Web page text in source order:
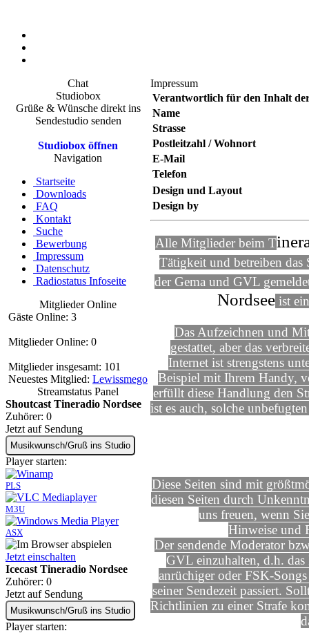
Chat
Studiobox
Grüße & Wünsche direkt ins
Sendestudio senden
Studiobox öffnen
Navigation
Startseite
Downloads
FAQ
Kontakt
Suche
Bewerbung
Impressum
Datenschutz
Radiostatus Infoseite
Mitglieder Online
Gäste Online: 3
Mitglieder Online: 0
Mitglieder insgesamt: 101
Neuestes Mitglied: Lewissmego
Streamstatus Panel
Shoutcast Tineradio Nordsee
Zuhörer: 0
Jetzt auf Sendung
Musikwunsch/Gruß ins Studio
Player starten:
PLS
M3U
ASX
Jetzt einschalten
Icecast Tineradio Nordsee
Zuhörer: 0
Jetzt auf Sendung
Musikwunsch/Gruß ins Studio
Player starten:
Impressum
Verantwortlich für den Inhalt
Name
Strasse
Postleitzahl / Wohnort
E-Mail
Telefon
Design und Layout
Design by
Alle Mitglieder beim T
Tätigkeit und betreiben das
der Gema und GVL
Nordsee ist
Das Aufzeichnen und
gestattet, aber das
Internet ist strengstens
Beispiel mit Ihrem Handy,
erfüllt diese Handlung den
ist es auch, solche
Diese Seiten sind mit
diesen Seiten durch
uns freuen, wenn
Hinweise und
Der sendende Moderator
GVL einzuhalten, d.h.
anrüchiger oder FSK-
seiner Sendezeit passiert.
Richtlinien zu einer Strafe